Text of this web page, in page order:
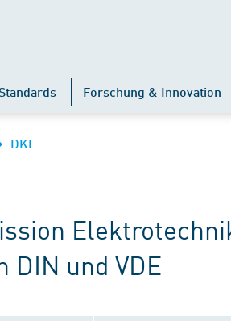
Forschung & Innovation
DKE
und VDE